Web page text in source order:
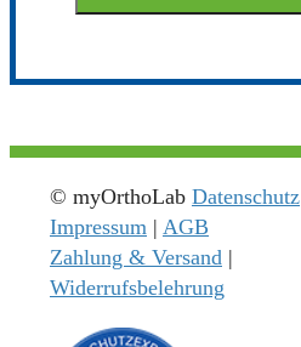
© myOrthoLab Datenschutz
Impressum | AGB
Zahlung & Versand |
Widerrufsbelehrung